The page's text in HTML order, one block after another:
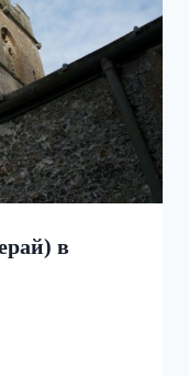
в